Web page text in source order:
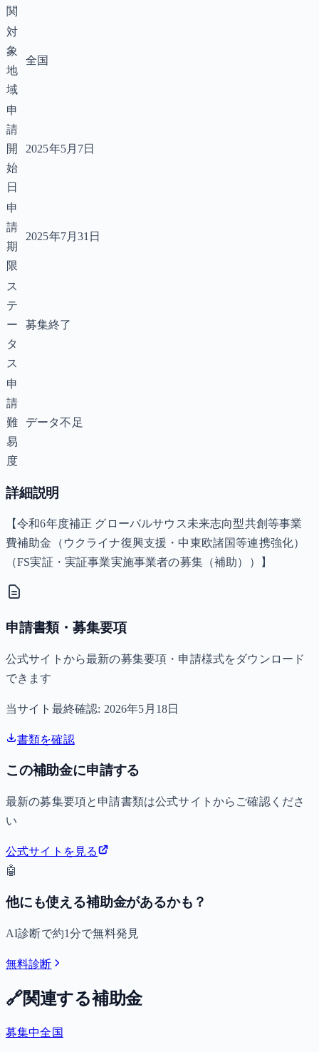
関
対
象
地
域
全国
申
請
開
始
日
2025年5月7日
申
請
期
限
2025年7月31日
ス
テ
ー
タ
ス
募集終了
申
請
難
易
度
データ不足
詳細説明
【令和6年度補正 グローバルサウス未来志向型共創等事業
費補助金（ウクライナ復興支援・中東欧諸国等連携強化）
（FS実証・実証事業実施事業者の募集（補助））】
申請書類・募集要項
公式サイトから最新の募集要項・申請様式をダウンロード
できます
当サイト最終確認: 2026年5月18日
書類を確認
この補助金に申請する
最新の募集要項と申請書類は公式サイトからご確認くださ
い
公式サイトを見る
🤖
他にも使える補助金があるかも？
AI診断で約1分で無料発見
無料診断
🔗関連する補助金
募集中全国